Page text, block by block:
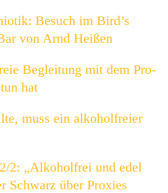
Besuch im Bird’s
von Arnd Heißen
Begleitung mit dem Pro-
hat
muss ein alkoholfreier
2: „Alkoholfrei und edel
Schwarz über Proxies